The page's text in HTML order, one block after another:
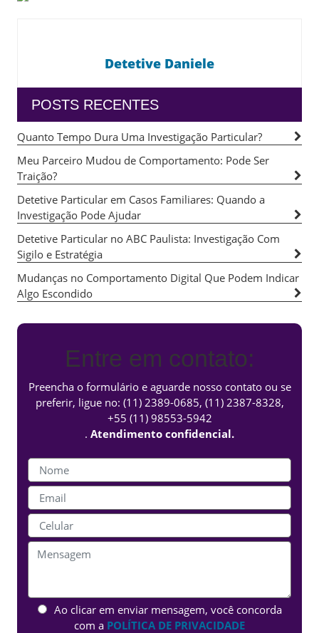
Detetive Daniele
POSTS RECENTES
Quanto Tempo Dura Uma Investigação Particular?
Meu Parceiro Mudou de Comportamento: Pode Ser
Traição?
Detetive Particular em Casos Familiares: Quando a
Investigação Pode Ajudar
Detetive Particular no ABC Paulista: Investigação Com
Sigilo e Estratégia
Mudanças no Comportamento Digital Que Podem Indicar
Algo Escondido
Entre em contato:
Preencha o formulário e aguarde nosso contato ou se
preferir, ligue no: (11) 2389-0685, (11) 2387-8328,
+55 (11) 98553-5942
. Atendimento confidencial.
Ao clicar em enviar mensagem, você concorda
com a POLÍTICA DE PRIVACIDADE